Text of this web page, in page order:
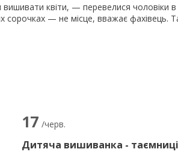
вишивати квіти, — перевелися чоловіки
сорочках — не місце, вважає фахівець.
17 /черв.
Дитяча вишиванка -